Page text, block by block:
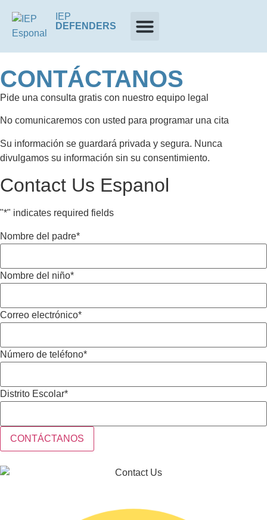
IEP
DEFENDERS
CONTÁCTANOS
Pide una consulta gratis con nuestro equipo legal
No comunicaremos con usted para programar una cita
Su información se guardará privada y segura. Nunca
divulgamos su información sin su consentimiento.
Contact Us Espanol
"*" indicates required fields
Nombre del padre*
Nombre del niño*
Correo electrónico*
Número de teléfono*
Distrito Escolar*
CONTÁCTANOS